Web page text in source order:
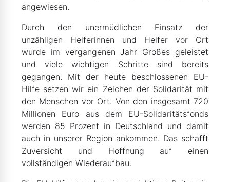
angewiesen.
Durch den unermüdlichen Einsatz der
unzähligen Helferinnen und Helfer vor Ort
wurde im vergangenen Jahr Großes geleistet
und viele wichtigen Schritte sind bereits
gegangen. Mit der heute beschlossenen EU-
Hilfe setzen wir ein Zeichen der Solidarität mit
den Menschen vor Ort. Von den insgesamt 720
Millionen Euro aus dem EU-Solidaritätsfonds
werden 85 Prozent in Deutschland und damit
auch in unserer Region ankommen. Das schafft
Zuversicht und Hoffnung auf einen
vollständigen Wiederaufbau.